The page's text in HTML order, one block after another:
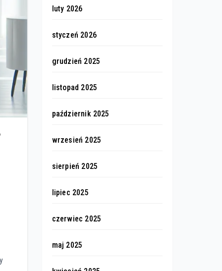
luty 2026
styczeń 2026
grudzień 2025
listopad 2025
październik 2025
wrzesień 2025
sierpień 2025
lipiec 2025
czerwiec 2025
maj 2025